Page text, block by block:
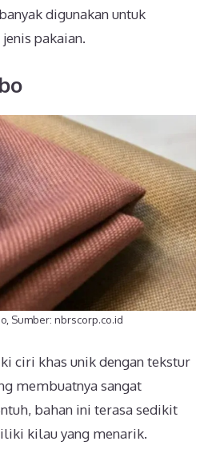
digunakan untuk
pakaian.
Sumber: nbrscorp.co.id
ciri khas unik dengan tekstur
membuatnya sangat
bahan ini terasa sedikit
kilau yang menarik.